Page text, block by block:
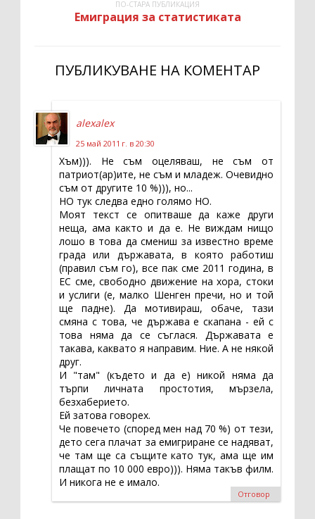
ПО-СТАРА ПУБЛИКАЦИЯ
Емиграция за статистиката
ПУБЛИКУВАНЕ НА КОМЕНТАР
alexalex
25 май 2011 г. в 20:30
Хъм))). Не съм оцеляваш, не съм от
патриот(ар)ите, не съм и младеж. Очевидно
съм от другите 10 %))), но...
НО тук следва едно голямо НО.
Моят текст се опитваше да каже други
неща, ама както и да е. Не виждам нищо
лошо в това да смениш за известно време
града или държавата, в която работиш
(правил съм го), все пак сме 2011 година, в
ЕС сме, свободно движение на хора, стоки
и услиги (е, малко Шенген пречи, но и той
ще падне). Да мотивираш, обаче, тази
смяна с това, че държава е скапана - ей с
това няма да се съглася. Държавата е
такава, каквато я направим. Ние. А не някой
друг.
И "там" (където и да е) никой няма да
търпи личната простотия, мързела,
безхаберието.
Ей затова говорех.
Че повечето (според мен над 70 %) от тези,
дето сега плачат за емигриране се надяват,
че там ще са същите като тук, ама ще им
плащат по 10 000 евро))). Няма такъв филм.
И никога не е имало.
Отговор